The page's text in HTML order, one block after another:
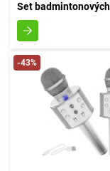
-43%